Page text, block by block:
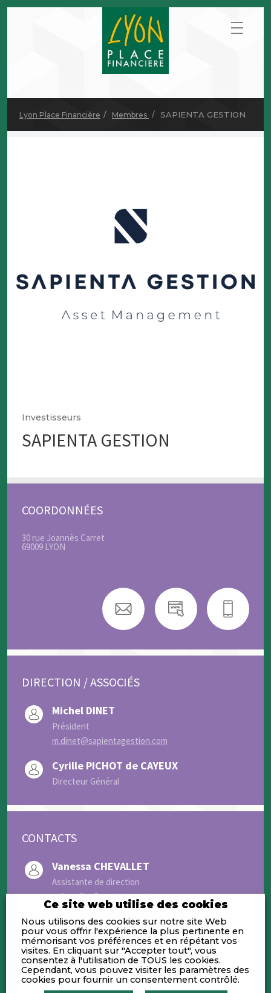
Lyon Place Financière Membres SAPIENTA GESTION
Investisseurs
SAPIENTA GESTION
COORDONNÉES
30 rue Joannès Carret
69009 LYON
DIRECTION / ASSOCIÉS
Michel DINET
Président
m.dinet@sapientagestion.com
Cyrille PICHOT de CAYEUX
Directeur Général
CONTACTS
Vanessa CHEVALLET
Assistante de direction
v.chevallet@sapientagestion.com
Activités
Ce site web utilise des cookies
Nous utilisons des cookies sur notre site Web
pour vous offrir l'expérience la plus pertinente en
mémorisant vos préférences et en répétant vos
visites. En cliquant sur "Accepter tout", vous
consentez à l'utilisation de TOUS les cookies.
Cependant, vous pouvez visiter les paramètres des
cookies pour fournir un consentement contrôlé.